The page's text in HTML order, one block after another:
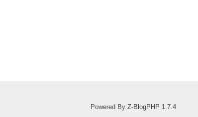
Powered By Z-BlogPHP 1.7.4